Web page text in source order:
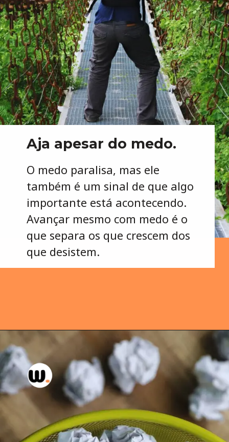
Aja apesar do medo.
O medo paralisa, mas ele
também é um sinal de que algo
importante está acontecendo.
Avançar mesmo com medo é o
que separa os que crescem dos
que desistem.